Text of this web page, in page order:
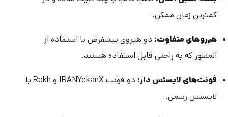
کمترین زمان ممکن.
هیروهای متفاوت: دو هیروی پیشفرض با استفاده از
المنتور که به راحتی قابل استفاده هستند.
فونت‌های لایسنس دار:
دو فونت IRANYekanX و Rokh با
لایسنس رسمی.